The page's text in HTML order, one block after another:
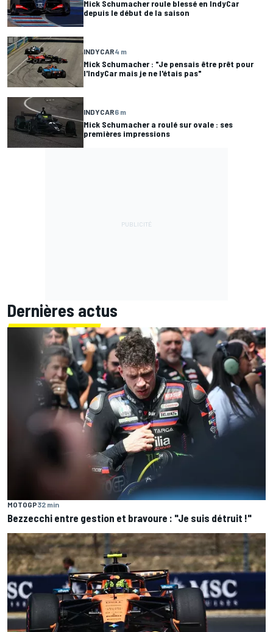
Mick Schumacher roule blessé en IndyCar
depuis le début de la saison
INDYCAR4 m
Mick Schumacher : "Je pensais être prêt pour
l'IndyCar mais je ne l'étais pas"
INDYCAR6 m
Mick Schumacher a roulé sur ovale : ses
premières impressions
Dernières actus
MOTOGP32 min
Bezzecchi entre gestion et bravoure : "Je suis détruit !"